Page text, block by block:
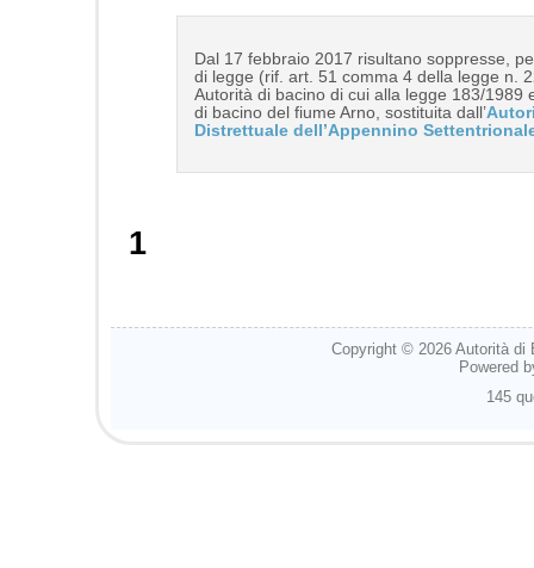
Dal 17 febbraio 2017 risultano soppresse,
di legge (rif. art. 51 comma 4 della legge n.
Autorità di bacino di cui alla legge 183/1989
di bacino del fiume Arno, sostituita dall’
Distrettuale dell’Appennino
1
Copyright © 2026 Autorità di
Powered
145